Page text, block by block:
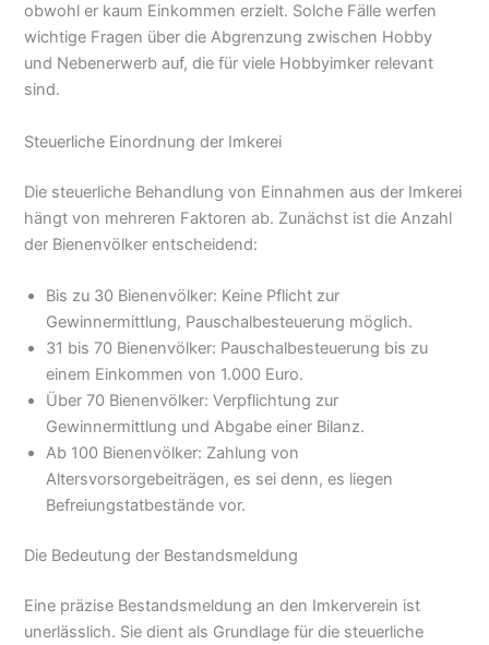
obwohl er kaum Einkommen erzielt. Solche Fälle werfen
wichtige Fragen über die Abgrenzung zwischen Hobby
und Nebenerwerb auf, die für viele Hobbyimker relevant
sind.
Steuerliche Einordnung der Imkerei
Die steuerliche Behandlung von Einnahmen aus der Imkerei
hängt von mehreren Faktoren ab. Zunächst ist die Anzahl
der Bienenvölker entscheidend:
Bis zu 30 Bienenvölker: Keine Pflicht zur
Gewinnermittlung, Pauschalbesteuerung möglich.
31 bis 70 Bienenvölker: Pauschalbesteuerung bis zu
einem Einkommen von 1.000 Euro.
Über 70 Bienenvölker: Verpflichtung zur
Gewinnermittlung und Abgabe einer Bilanz.
Ab 100 Bienenvölker: Zahlung von
Altersvorsorgebeiträgen, es sei denn, es liegen
Befreiungstatbestände vor.
Die Bedeutung der Bestandsmeldung
Eine präzise Bestandsmeldung an den Imkerverein ist
unerlässlich. Sie dient als Grundlage für die steuerliche